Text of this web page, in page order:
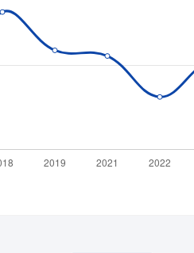
Devenir